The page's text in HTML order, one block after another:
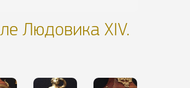
Людовика XIV.